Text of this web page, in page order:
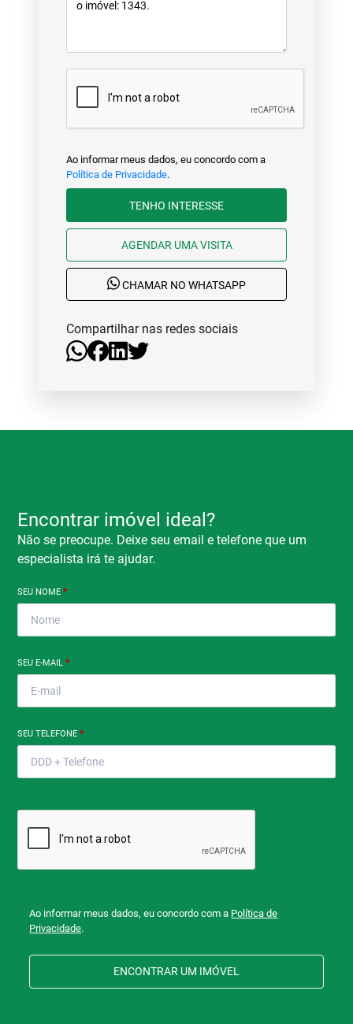
Ao informar meus dados, eu concordo com a
Política de Privacidade.
TENHO INTERESSE
AGENDAR UMA VISITA
CHAMAR NO WHATSAPP
Compartilhar nas redes sociais
Encontrar imóvel ideal?
Não se preocupe. Deixe seu email e telefone que um
especialista irá te ajudar.
SEU NOME*
SEU E-MAIL*
SEU TELEFONE*
Ao informar meus dados, eu concordo com a Política de
Privacidade.
ENCONTRAR UM IMÓVEL